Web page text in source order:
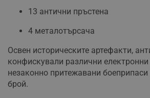
13 антични пръстена
4 металотърсача
Освен историческите артефакти,
конфискували различни електронни
незаконно притежавани
брой.